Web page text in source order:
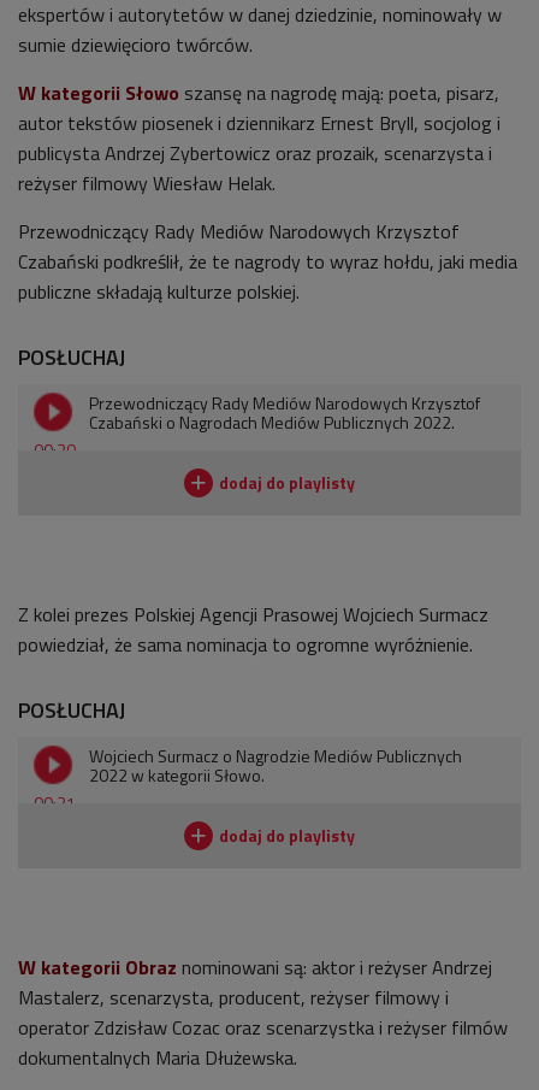
ekspertów i autorytetów w danej dziedzinie, nominowały w
sumie dziewięcioro twórców.
W kategorii Słowo szansę na nagrodę mają: poeta, pisarz,
autor tekstów piosenek i dziennikarz Ernest Bryll, socjolog i
publicysta Andrzej Zybertowicz oraz prozaik, scenarzysta i
reżyser filmowy Wiesław Helak.
Przewodniczący Rady Mediów Narodowych Krzysztof
Czabański podkreślił, że te nagrody to wyraz hołdu, jaki media
publiczne składają kulturze polskiej.
POSŁUCHAJ
00:30
Przewodniczący Rady Mediów Narodowych Krzysztof
Czabański o Nagrodach Mediów Publicznych 2022.
Z kolei prezes Polskiej Agencji Prasowej Wojciech Surmacz
powiedział, że sama nominacja to ogromne wyróżnienie.
POSŁUCHAJ
00:21
Wojciech Surmacz o Nagrodzie Mediów Publicznych
2022 w kategorii Słowo.
W kategorii Obraz nominowani są: aktor i reżyser Andrzej
Mastalerz, scenarzysta, producent, reżyser filmowy i
operator Zdzisław Cozac oraz scenarzystka i reżyser filmów
dokumentalnych Maria Dłużewska.